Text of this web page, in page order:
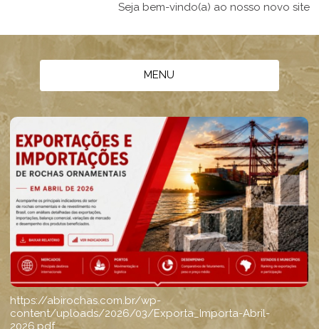
Seja bem-vindo(a) ao nosso novo site
MENU